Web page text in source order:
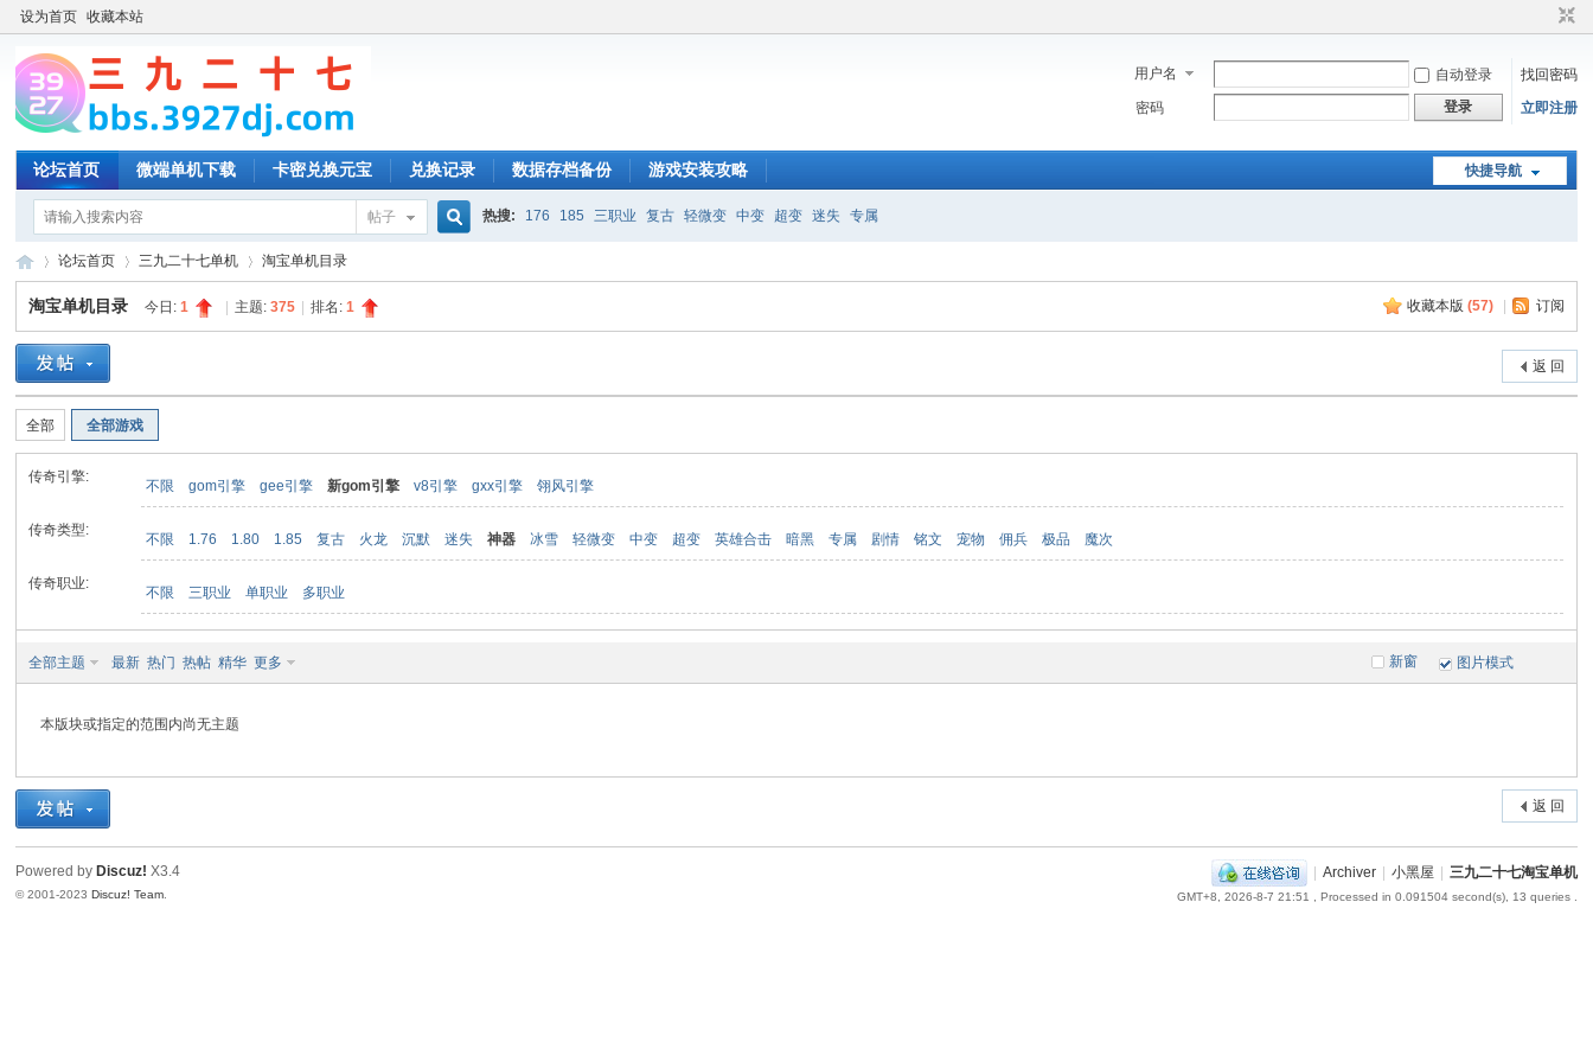
设为首页 收藏本站
用户名 自动登录
找回密码
密码
登录 立即注册
快捷导航
论坛首页 微端单机下载 卡密兑换元宝 兑换记录 数据存档备份 游戏安装攻略
帖子 热搜: 176 185 三职业 复古 轻微变 中变 超变 迷失 专属
»
论坛首页 三九二十七单机 淘宝单机目录
收藏本版 (57) 订阅
淘宝单机目录 今日:1 主题:375 排名:1
返 回
全部 全部游戏
传奇引擎:
不限 gom引擎 gee引擎 新gom引擎 v8引擎 gxx引擎 翎风引擎
传奇类型:
不限 1.76 1.80 1.85 复古 火龙 沉默 迷失 神器 冰雪 轻微变 中变 超变 英雄合击 暗黑 专属 剧情 铭文 宠物 佣兵 极品 魔次
传奇职业:
不限 三职业 单职业 多职业
新窗
全部主题 最新 热门 热帖 精华 更多 图片模式
本版块或指定的范围内尚无主题
返 回
| Archiver | 小黑屋 | 三九二十七淘宝单机
GMT+8, 2026-8-7 21:51 , Processed in 0.091504 second(s), 13 queries .
Powered by Discuz! X3.4
© 2001-2023Discuz! Team